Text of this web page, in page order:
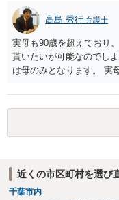
高島 秀行 弁護士
実母も90歳を超えており
貰いたいが可能なのでし
は母のみとなります。 実
ないと思います。
近くの市区町村を選び
千葉市内